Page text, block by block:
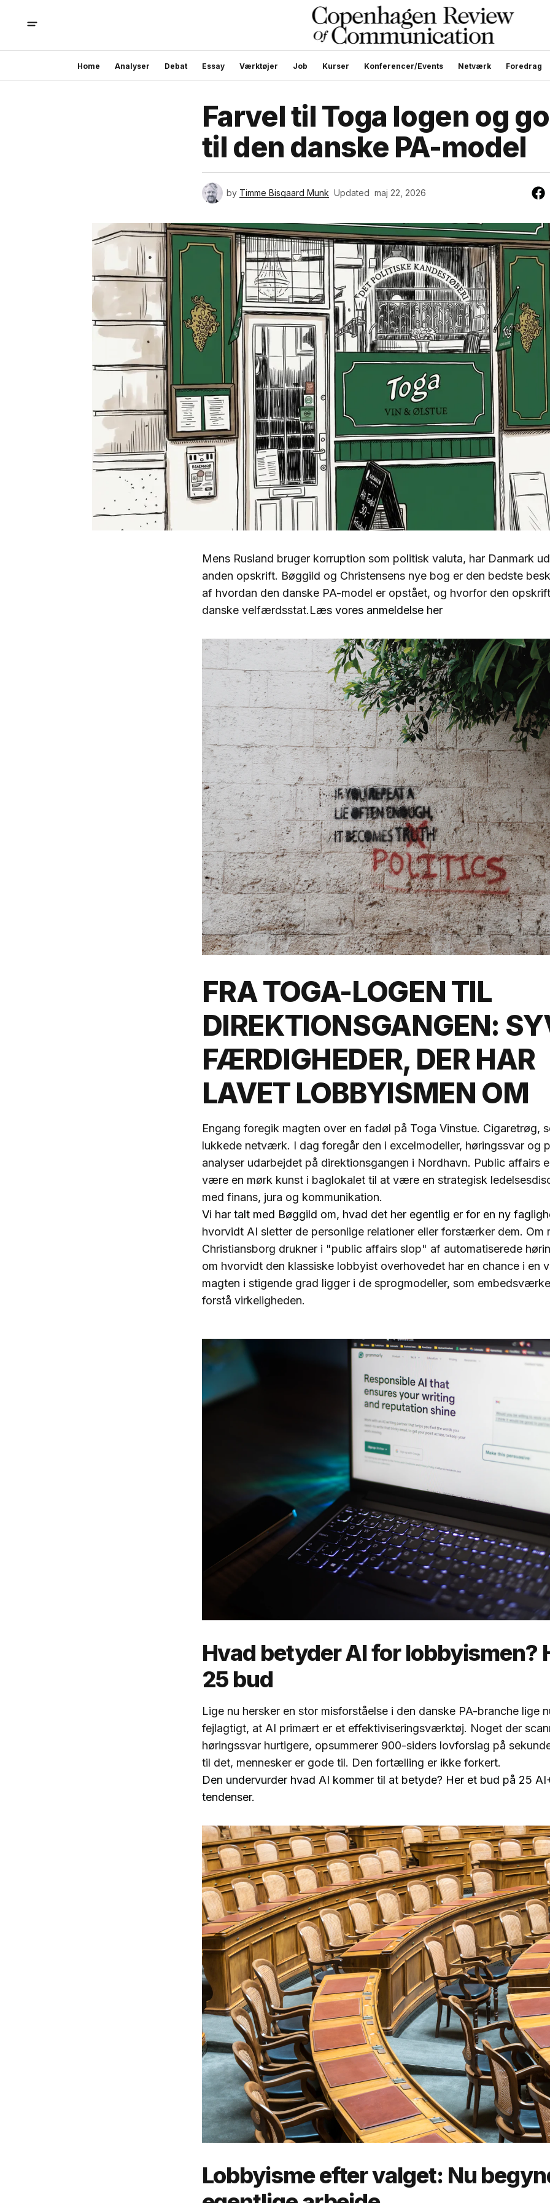
Home Analyser Debat Essay Værktøjer Job Kurser Konferencer/Events Netværk Foredrag
Farvel til Toga logen og
til den danske PA-model
by Timme Bisgaard Munk Updated maj 22, 2026
Mens Rusland bruger korruption som politisk valuta, har Danmark
anden opskrift. Bøggild og Christensens nye bog er den bedste
af hvordan den danske PA-model er opstået, og hvorfor den
danske velfærdsstat.Læs vores anmeldelse her
FRA TOGA-LOGEN TIL
DIREKTIONSGANGEN:
FÆRDIGHEDER, DER HAR
LAVET LOBBYISMEN OM
Engang foregik magten over en fadøl på Toga Vinstue. Cigaretrøg,
lukkede netværk. I dag foregår den i excelmodeller, høringssvar og
analyser udarbejdet på direktionsgangen i Nordhavn. Public affairs
være en mørk kunst i baglokalet til at være en strategisk
med finans, jura og kommunikation.
Vi har talt med Bøggild om, hvad det her egentlig er for en ny
hvorvidt AI sletter de personlige relationer eller forstærker dem. Om
Christiansborg drukner i "public affairs slop" af automatiserede
om hvorvidt den klassiske lobbyist overhovedet har en chance i en
magten i stigende grad ligger i de sprogmodeller, som
forstå virkeligheden.
Hvad betyder AI for lobbyismen?
25 bud
Lige nu hersker en stor misforståelse i den danske PA-branche lige
fejlagtigt, at AI primært er et effektiviseringsværktøj. Noget der
høringssvar hurtigere, opsummerer 900-siders lovforslag på
til det, mennesker er gode til. Den fortælling er ikke forkert.
Den undervurder hvad AI kommer til at betyde? Her et bud på 25
tendenser.
Lobbyisme efter valget: Nu